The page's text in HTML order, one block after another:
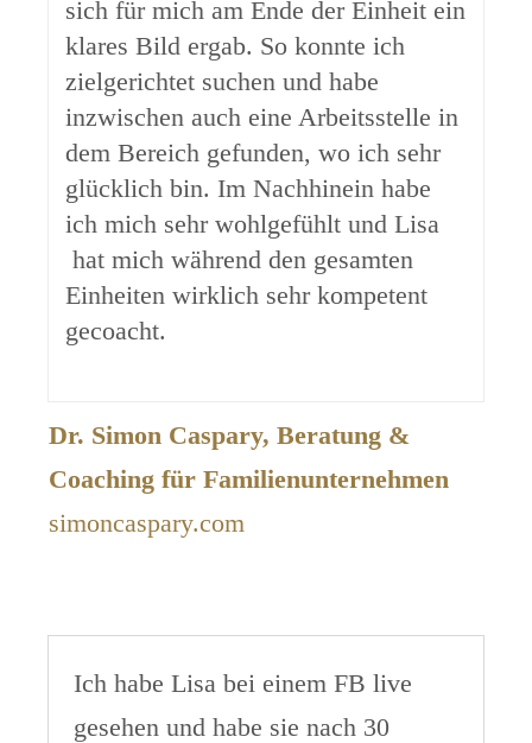
sich für mich am Ende der Einheit ein
klares Bild ergab. So konnte ich
zielgerichtet suchen und habe
inzwischen auch eine Arbeitsstelle in
dem Bereich gefunden, wo ich sehr
glücklich bin. Im Nachhinein habe
ich mich sehr wohlgefühlt und Lisa
hat mich während den gesamten
Einheiten wirklich sehr kompetent
gecoacht.
Dr. Simon Caspary, Beratung &
Coaching für Familienunternehmen
simoncaspary.com
Ich habe Lisa bei einem FB live
gesehen und habe sie nach 30